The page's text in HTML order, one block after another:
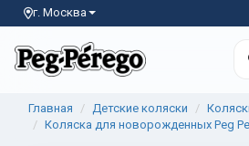
г. Москва
Главная Детские коляски
Коляска для новорожденных Peg